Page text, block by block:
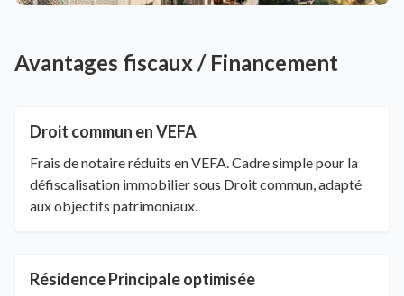
Avantages fiscaux / Financement
Droit commun en VEFA
Frais de notaire réduits en VEFA. Cadre simple pour la
défiscalisation immobilier sous Droit commun, adapté
aux objectifs patrimoniaux.
Résidence Principale optimisée